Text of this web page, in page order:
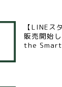
【LINEス
販売開始
the